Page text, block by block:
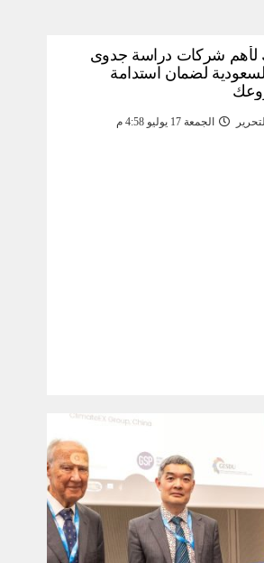
لأهم شركات دراسة جدوى
لضمان استدامة
الجمعة 17 يوليو 4:58 م